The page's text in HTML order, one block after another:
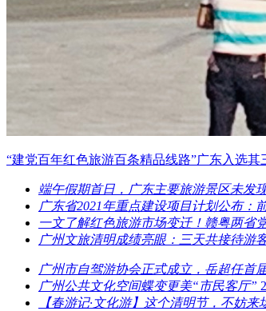
“建党百年红色旅游百条精品线路”广东入选其
端午假期首日，广东主要旅游景区未发
广东省2021年重点建设项目计划公布：
一文了解红色旅游市场变迁！赣粤两省
广州文旅清明成绩亮眼：三天共接待游
广州市自驾游协会正式成立，岳超任首
广州公共文化空间蝶变更美“市民客厅”
【春游记·文化游】这个清明节，不妨来